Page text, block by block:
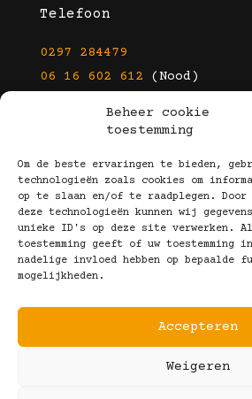
Beheer cookie
toestemming
Om de beste ervaringen te bieden,
technologieën zoals cookies om
op te slaan en/of te raadplegen. Door
deze technologieën kunnen wij
unieke ID's op deze site verwerken.
toestemming geeft of uw
nadelige invloed hebben op bepaalde
mogelijkheden.
Accepteren
Weigeren
Telefoon
0297 284479
06 16 602 612 (Nood)
info@kootbrillen.nl
Volg Ons!
Copyright © 2025
Algemene